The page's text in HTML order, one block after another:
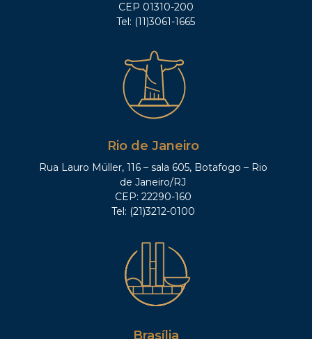
CEP 01310-200
Tel: (11)3061-1665
Rio de Janeiro
Rua Lauro Müller, 116 – sala 605, Botafogo – Rio
de Janeiro/RJ
CEP: 22290-160
Tel: (21)3212-0100
Brasília